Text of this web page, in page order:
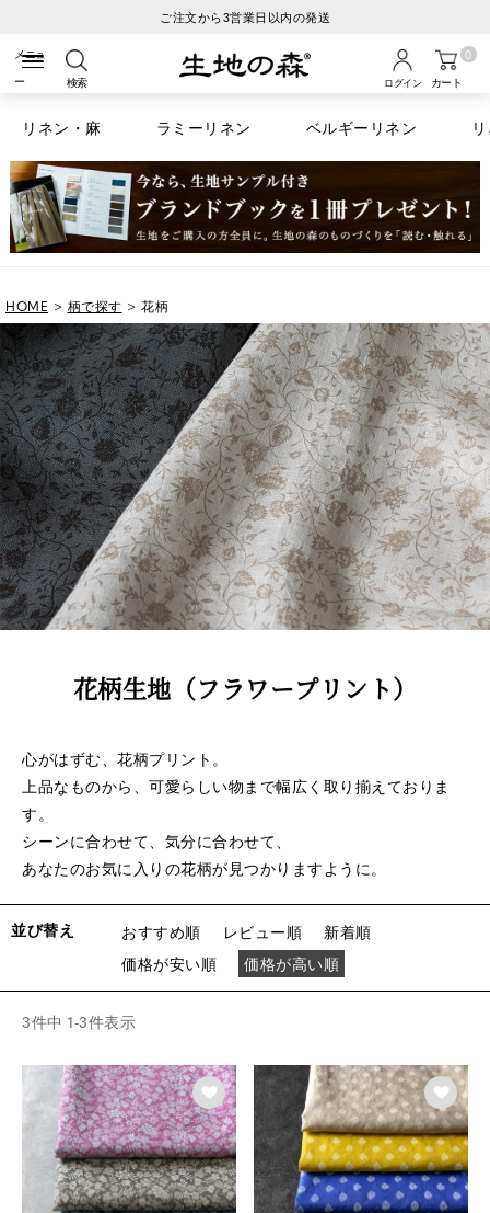
ご注文から3営業日以内の発送
検索 ログイン カート
0
リネン・麻 ラミーリネン ベルギーリネン
HOME 柄で探す 花柄
花柄生地（フラワープリント）
心がはずむ、花柄プリント。
上品なものから、可愛らしい物まで幅広く取り揃えておりま
す。
シーンに合わせて、気分に合わせて、
あなたのお気に入りの花柄が見つかりますように。
並び替え おすすめ順 レビュー順
新着順
価格が安い順
価格が高い順
3件中 1-3件表示